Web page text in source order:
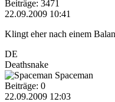
Beiträge: 3471
22.09.2009 10:41
Klingt eher nach einem
DE
Deathsnake
Spaceman
Beiträge: 0
22.09.2009 12:03